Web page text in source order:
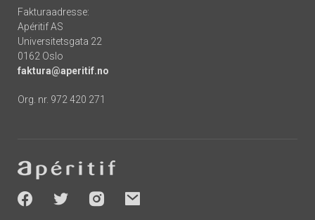
Fakturaadresse:
Apéritif AS
Universitetsgata 22
0162 Oslo
faktura@aperitif.no
Org. nr. 972 420 271
-
socials